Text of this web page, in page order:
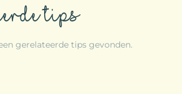
tips
gerelateerde tips gevonden.